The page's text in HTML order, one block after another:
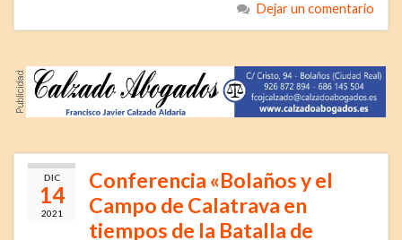
Dejar un comentario
DIC
14
2021
Conferencia «Bolaños y el
Campo de Calatrava en
tiempos de la Batalla de